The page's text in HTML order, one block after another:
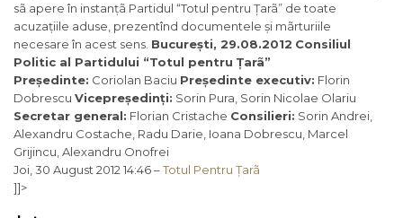
sã apere în instanțã Partidul “Totul pentru Țarã” de toate
acuzațiile aduse, prezentînd documentele și mãrturiile
necesare în acest sens. București, 29.08.2012 Consiliul
Politic al Partidului “Totul pentru Țarã”
Președinte: Coriolan Baciu Președinte executiv: Florin
Dobrescu Vicepreședinți: Sorin Pura, Sorin Nicolae Olariu
Secretar general: Florian Cristache Consilieri: Sorin Andrei,
Alexandru Costache, Radu Darie, Ioana Dobrescu, Marcel
Grijincu, Alexandru Onofrei
Joi, 30 August 2012 14:46 –Totul Pentru Țarã
]]>